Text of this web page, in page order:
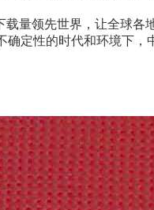
量领先世界，让全球各
定性的时代和环境下